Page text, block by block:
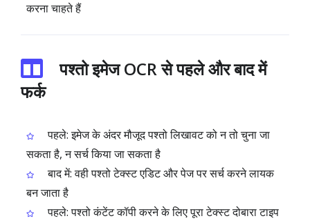
करना चाहते हैं
पश्तो इमेज OCR से पहले और बाद में
फर्क
पहले: इमेज के अंदर मौजूद पश्तो लिखावट को न तो चुना जा
सकता है, न सर्च किया जा सकता है
बाद में: वही पश्तो टेक्स्ट एडिट और पेज पर सर्च करने लायक
बन जाता है
पहले: पश्तो कंटेंट कॉपी करने के लिए पूरा टेक्स्ट दोबारा टाइप